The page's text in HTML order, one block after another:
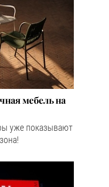
мебель на
уже показывают